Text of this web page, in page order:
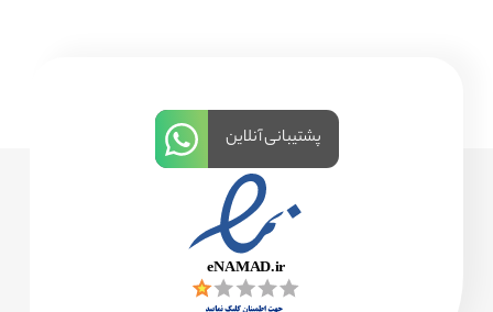
پشتیبانی آنلاین